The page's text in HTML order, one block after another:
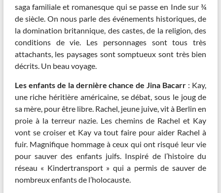
saga familiale et romanesque qui se passe en Inde sur ¾
de siècle. On nous parle des événements historiques, de
la domination britannique, des castes, de la religion, des
conditions de vie. Les personnages sont tous très
attachants, les paysages sont somptueux sont très bien
décrits. Un beau voyage.
Les enfants de la dernière chance de Jina Bacarr : Kay,
une riche héritière américaine, se débat, sous le joug de
sa mère, pour être libre. Rachel, jeune juive, vit à Berlin en
proie à la terreur nazie. Les chemins de Rachel et Kay
vont se croiser et Kay va tout faire pour aider Rachel à
fuir. Magnifique hommage à ceux qui ont risqué leur vie
pour sauver des enfants juifs. Inspiré de l’histoire du
réseau « Kindertransport » qui a permis de sauver de
nombreux enfants de l’holocauste.